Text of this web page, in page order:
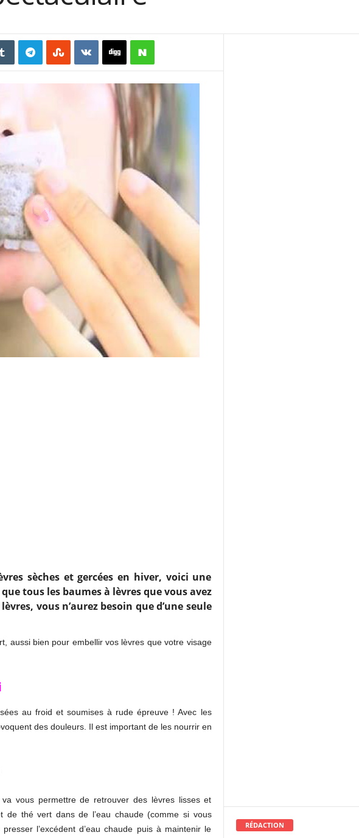
sèches et gercées en hiver, voici une
tous les baumes à lèvres que vous avez
vous n’aurez besoin que d’une seule
aussi bien pour embellir vos lèvres que votre visage
au froid et soumises à rude épreuve ! Avec les
des douleurs. Il est important de les nourrir en
vous permettre de retrouver des lèvres lisses et
de thé vert dans de l’eau chaude (comme si vous
l’excédent d’eau chaude puis à maintenir le
RÉDACTION